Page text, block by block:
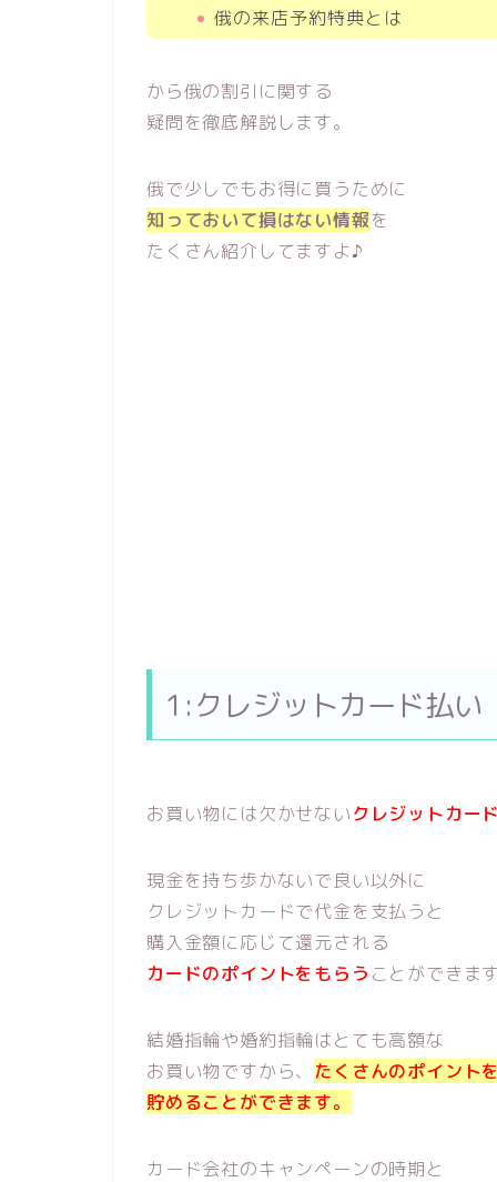
俄の来店予約特典とは
から俄の割引に関する
疑問を徹底解説します。
俄で少しでもお得に買うために
知っておいて損はない情報を
たくさん紹介してますよ♪
1:クレジットカード払い
お買い物には欠かせないクレジットカード
現金を持ち歩かないで良い以外に
クレジットカードで代金を支払うと
購入金額に応じて還元される
カードのポイントをもらう ことができます
結婚指輪や婚約指輪はとても高額な
お買い物ですから、 たくさんのポイントを
貯めることができます。
カード会社のキャンペーンの時期と